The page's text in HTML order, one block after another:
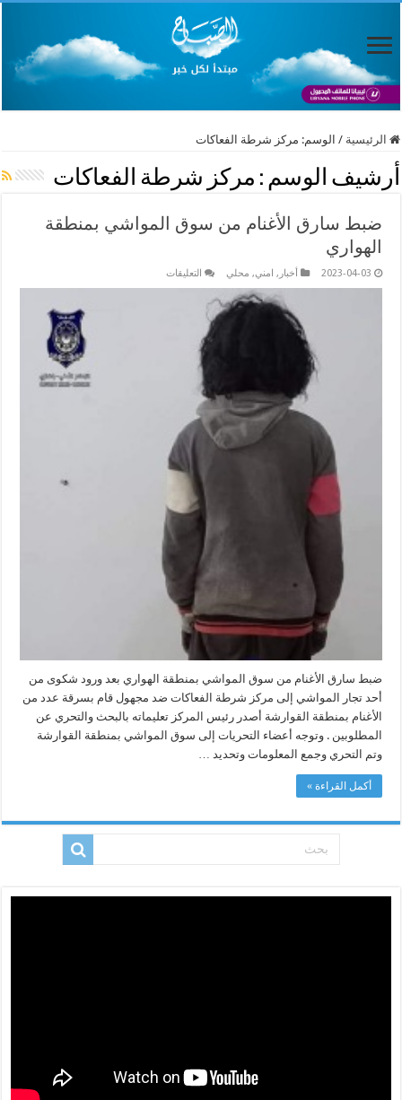
الرئيسية / الوسم: مركز شرطة الفعاكات
أرشيف الوسم : مركز شرطة الفعاكات
ضبط سارق الأغنام من سوق المواشي بمنطقة
الهواري
2023-04-03 أخبار , امني, محلي التعليقات
ضبط سارق الأغنام من سوق المواشي بمنطقة الهواري بعد ورود شكوى من
أحد تجار المواشي إلى مركز شرطة الفعاكات ضد مجهول قام بسرقة عدد من
الأغنام بمنطقة القوارشة أصدر رئيس المركز تعليماته بالبحث والتحري عن
المطلوبين . وتوجه أعضاء التحريات إلى سوق المواشي بمنطقة القوارشة
وتم التحري وجمع المعلومات وتحديد …
أكمل القراءة »